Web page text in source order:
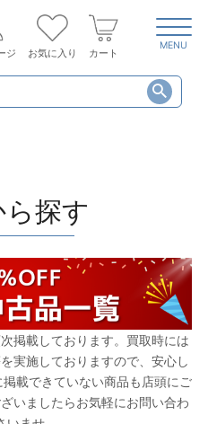
ジ お気に入り カート
MENU
探す
掲載しております。買取時には
実施しておりますので、安心し
載できていない商品も店頭にご
いましたらお気軽にお問い合わ